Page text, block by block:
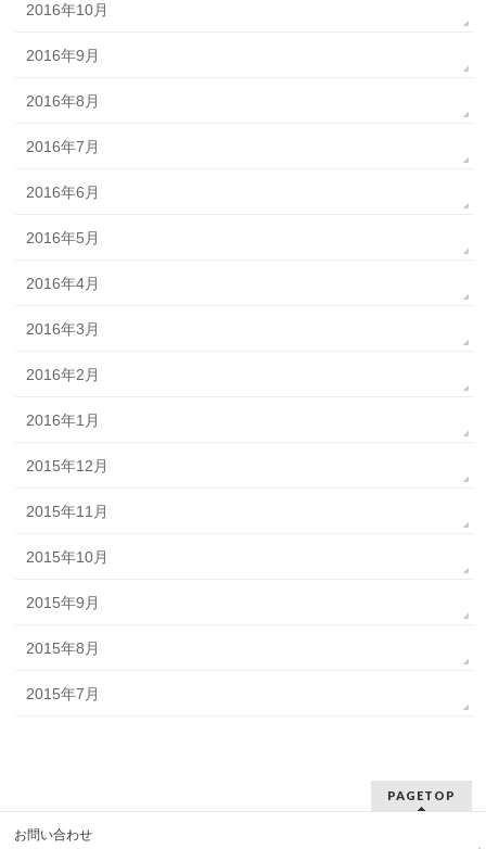
2016年10月
2016年9月
2016年8月
2016年7月
2016年6月
2016年5月
2016年4月
2016年3月
2016年2月
2016年1月
2015年12月
2015年11月
2015年10月
2015年9月
2015年8月
2015年7月
PAGETOP
お問い合わせ